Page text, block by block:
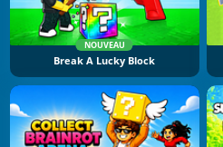
NOUVEAU
Break A Lucky Block